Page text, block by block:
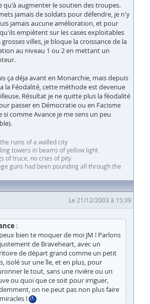
qu'à augmenter le soutien des troupes.
jamais de soldats pour défendre, je n'y
jamais aucune amélioration, et pour
empiètent sur les cases exploitables
grosses villes, je bloque la croissance de la
au niveau 1 ou 2 en mettant un
ça déja avant en Monarchie, mais depuis
la Féodalité, cette méthode est devenue
Résultat je ne quitte plus la féodalité
passer en Démocratie ou en Facisme
si comme Avance je me sens un peu
ruins of a walled city
towers in beams of yellow light
of truce, no cries of pity
guns had been pounding all through the
Le 21/12/2003 à 15:39
:
bien te moquer de moi JM ! Parlons
de Braveheart, avec un
de départ grand comme un petit
isolé sur une île, et en plus, pour
le tout, sans une rivière ou un
ou quoi que ce soit pour irriguer,
on ne peut pas non plus faire
!